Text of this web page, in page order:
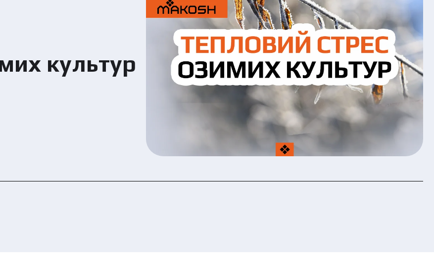
культур
read and agree to the personal data protection